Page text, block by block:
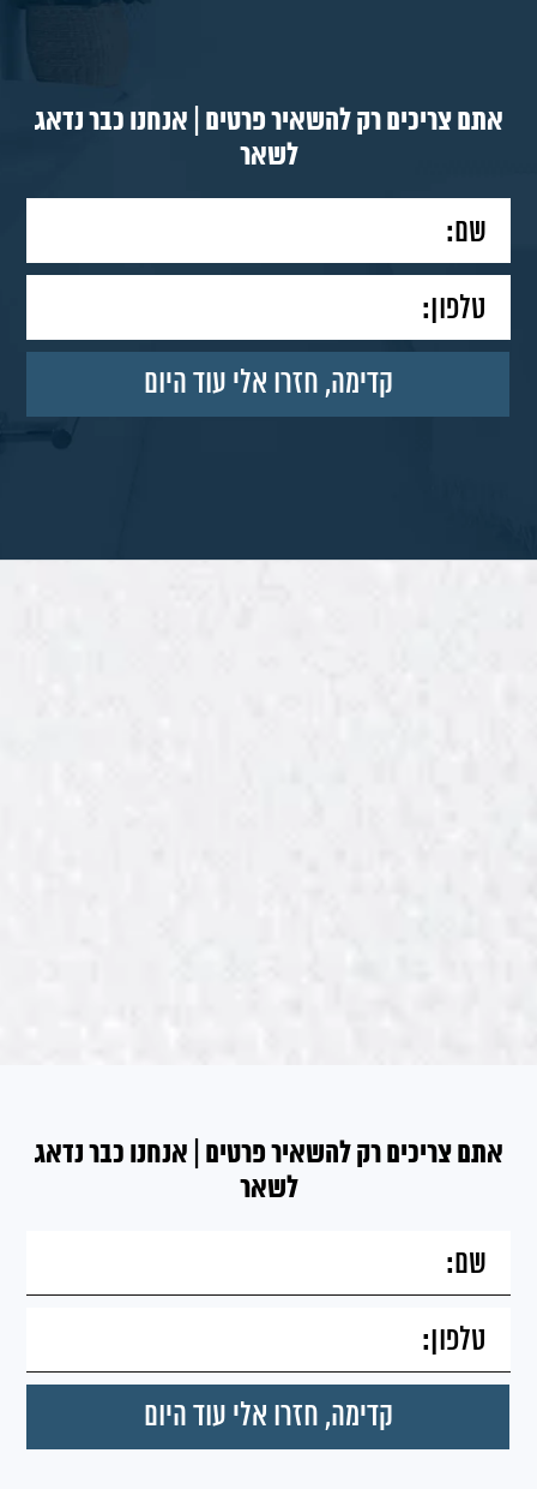
אתם צריכים רק להשאיר פרטים | אנחנו כבר נדאג
לשאר
אתם צריכים רק להשאיר פרטים | אנחנו כבר נדאג
לשאר